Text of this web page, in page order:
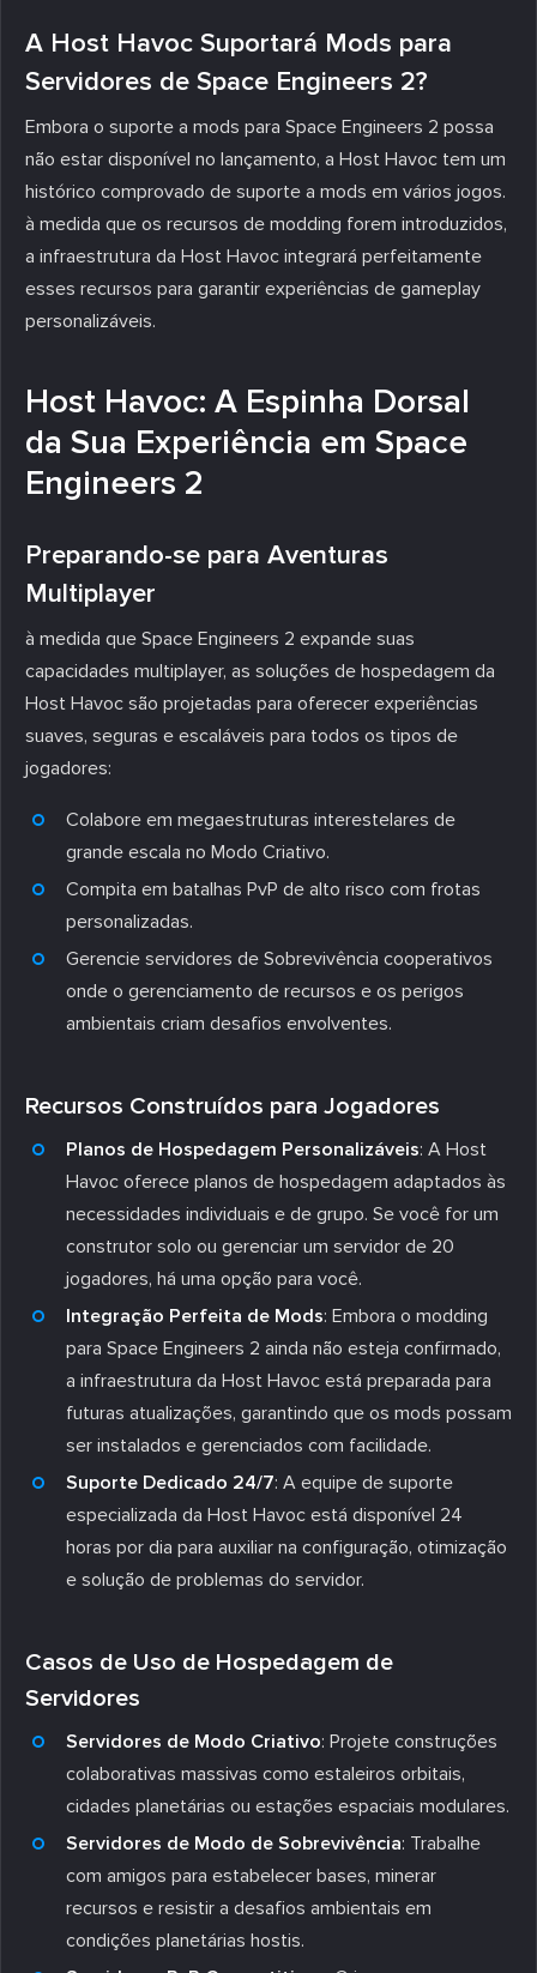
A Host Havoc Suportará Mods para
Servidores de Space Engineers 2?
Embora o suporte a mods para Space Engineers 2 possa
não estar disponível no lançamento, a Host Havoc tem um
histórico comprovado de suporte a mods em vários jogos.
à medida que os recursos de modding forem introduzidos,
a infraestrutura da Host Havoc integrará perfeitamente
esses recursos para garantir experiências de gameplay
personalizáveis.
Host Havoc: A Espinha Dorsal
da Sua Experiência em Space
Engineers 2
Preparando-se para Aventuras
Multiplayer
à medida que Space Engineers 2 expande suas
capacidades multiplayer, as soluções de hospedagem da
Host Havoc são projetadas para oferecer experiências
suaves, seguras e escaláveis para todos os tipos de
jogadores:
Colabore em megaestruturas interestelares de
grande escala no Modo Criativo.
Compita em batalhas PvP de alto risco com frotas
personalizadas.
Gerencie servidores de Sobrevivência cooperativos
onde o gerenciamento de recursos e os perigos
ambientais criam desafios envolventes.
Recursos Construídos para Jogadores
Planos de Hospedagem Personalizáveis: A Host
Havoc oferece planos de hospedagem adaptados às
necessidades individuais e de grupo. Se você for um
construtor solo ou gerenciar um servidor de 20
jogadores, há uma opção para você.
Integração Perfeita de Mods: Embora o modding
para Space Engineers 2 ainda não esteja confirmado,
a infraestrutura da Host Havoc está preparada para
futuras atualizações, garantindo que os mods possam
ser instalados e gerenciados com facilidade.
Suporte Dedicado 24/7: A equipe de suporte
especializada da Host Havoc está disponível 24
horas por dia para auxiliar na configuração, otimização
e solução de problemas do servidor.
Casos de Uso de Hospedagem de
Servidores
Servidores de Modo Criativo: Projete construções
colaborativas massivas como estaleiros orbitais,
cidades planetárias ou estações espaciais modulares.
Servidores de Modo de Sobrevivência: Trabalhe
com amigos para estabelecer bases, minerar
recursos e resistir a desafios ambientais em
condições planetárias hostis.